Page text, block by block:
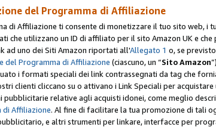
del Programma di Affiliazione
di Affiliazione ti consente di monetizzare il tuo sito web, i
che utilizzano un ID di affiliato per il sito Amazon UK e
ad uno dei Siti Amazon riportati all'Allegato 1 o, se
del Programma di Affiliazione (ciascuno, un “Sito Amazon
i formati speciali dei link contrassegnati da tag che
clienti cliccano su o attivano i Link Speciali per
pubblicitarie relative agli acquisti idonei, come meglio
di Affiliazione. Al fine di facilitare la tua promozione di tali
e altri strumenti per linkare, interfacce per